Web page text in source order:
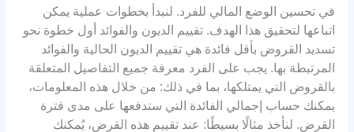
في تحسين الوضع المالي للفرد. لنبدأ بخطوات عملية يمكن
اتباعها لتحقيق هذا الهدف. تقييم الديون والفوائد أول خطوة نحو
تسديد القروض بأقل فائدة هي تقييم الديون الحالية والفوائد
المرتبطة بها. يجب على الفرد معرفة جميع التفاصيل المتعلقة
بالقروض التي يمتلكها، بما في ذلك: من خلال هذه المعلومات،
يمكنك حساب إجمالي الفائدة التي ستدفعها على مدى فترة
القرض. لنأخذ مثالًا بسيطًا: عند تقييم هذه القرض، يُمكنك